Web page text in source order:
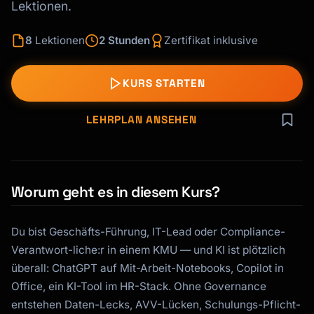
Lektionen.
8 Lektionen 2 Stunden Zertifikat inklusive
KURS STARTEN
LEHRPLAN ANSEHEN
Worum geht es in diesem Kurs?
Du bist Geschäfts-Führung, IT-Lead oder Compliance-
Verantwort-liche:r in einem KMU — und KI ist plötzlich
überall: ChatGPT auf Mit-Arbeit-Notebooks, Copilot in
Office, ein KI-Tool im HR-Stack. Ohne Governance
entstehen Daten-Lecks, AVV-Lücken, Schulungs-Pflicht-